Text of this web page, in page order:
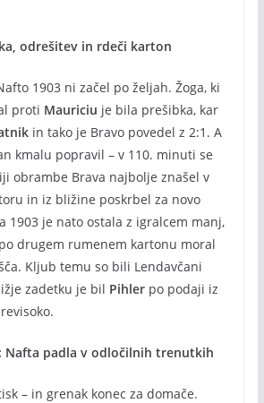
odrešitev in rdeči karton
1903 ni začel po željah. Žoga, ki
proti Mauriciu je bila prešibka, kar
in tako je Bravo povedel z 2:1. A
kmalu popravil – v 110. minuti se
obrambe Brava najbolje znašel v
in iz bližine poskrbel za novo
1903 je nato ostala z igralcem manj,
drugem rumenem kartonu moral
Kljub temu so bili Lendavčani
zadetku je bil Pihlerpo podaji iz
Nafta padla v odločilnih trenutkih
– in grenak konec za domače.